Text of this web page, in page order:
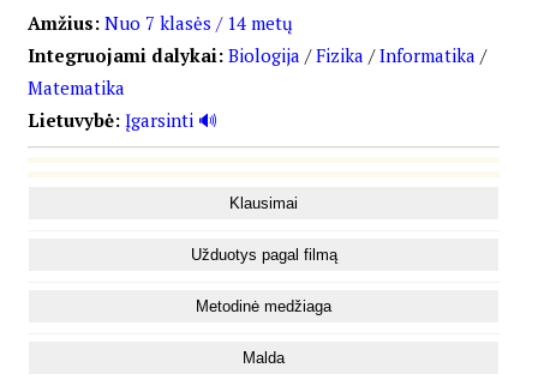
Amžius: Nuo 7 klasės / 14 metų
Integruojami dalykai: Biologija /Fizika /Informatika /
Matematika
Lietuvybė: Įgarsinti 🔊
Klausimai
Užduotys pagal filmą
Metodinė medžiaga
Malda